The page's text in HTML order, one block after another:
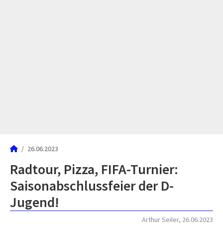
26.06.2023
Radtour, Pizza, FIFA-Turnier:
Saisonabschlussfeier der D-
Jugend!
Arthur Seiler, 26.06.2023